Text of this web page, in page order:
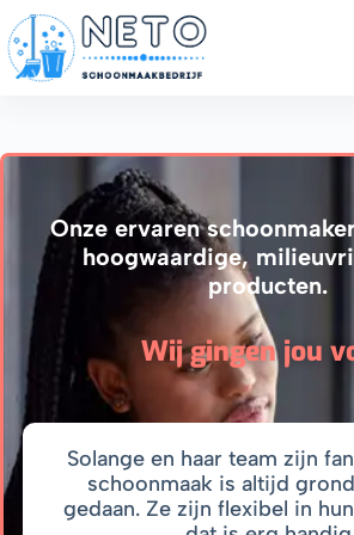
Onze ervaren
hoogwaardige,
producten.
Wij gingen jou
Solange en haar team zijn
schoonmaak is altijd
gedaan. Ze zijn flexibel in